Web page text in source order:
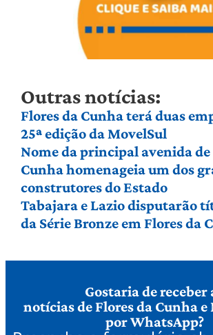
Outras notícias:
Flores da Cunha terá duas
25ª edição da MovelSul
Nome da principal avenida de
Cunha homenageia um dos
construtores do Estado
Tabajara e Lazio disputarão
da Série Bronze em Flores da
Gostaria de receber
notícias de Flores da Cunha e
por WhatsApp?